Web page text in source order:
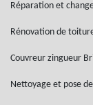
Réparation et
Rénovation de
Couvreur zingueur
Nettoyage et pose